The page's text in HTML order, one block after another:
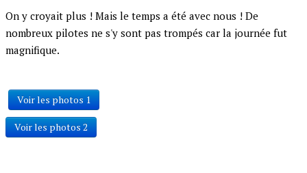
On y croyait plus ! Mais le temps a été avec nous ! De
nombreux pilotes ne s'y sont pas trompés car la journée fut
magnifique.
Voir les photos 1
Voir les photos 2